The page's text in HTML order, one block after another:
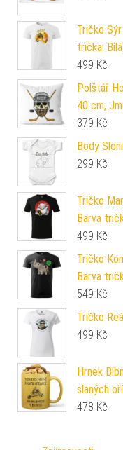
Tričko
trička:
499 Kč
Polštář
40 cm,
379 Kč
Body
299 Kč
Tričko
Barva
499 Kč
Tričko
Barva
549 Kč
Tričko
499 Kč
Hrnek
slaných
478 Kč